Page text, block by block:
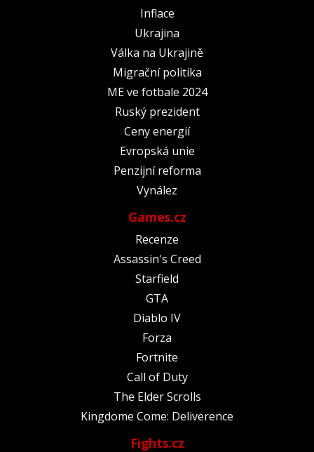
Inflace
Ukrajina
Válka na Ukrajině
Migrační politika
ME ve fotbale 2024
Ruský prezident
Ceny energií
Evropská unie
Penzijní reforma
Vynález
Games.cz
Recenze
Assassin's Creed
Starfield
GTA
Diablo IV
Forza
Fortnite
Call of Duty
The Elder Scrolls
Kingdome Come: Deliverence
Fights.cz